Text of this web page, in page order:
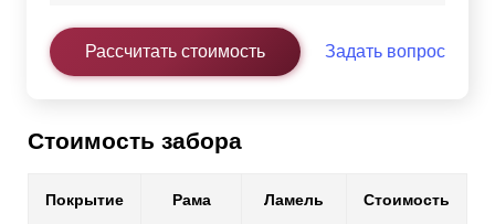
Рассчитать стоимость Задать вопрос
Стоимость забора
Покрытие Рама Ламель Стоимость